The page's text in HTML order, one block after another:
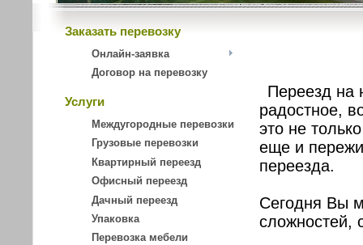
Заказать перевозку
Онлайн-заявка
Договор на перевозку
Услуги
Междугородные перевозки
Грузовые перевозки
Квартирный переезд
Офисный переезд
Дачный переезд
Упаковка
Перевозка мебели
Переезд на
радостное,
это не
еще и
переезда.
Сегодня Вы
сложностей,